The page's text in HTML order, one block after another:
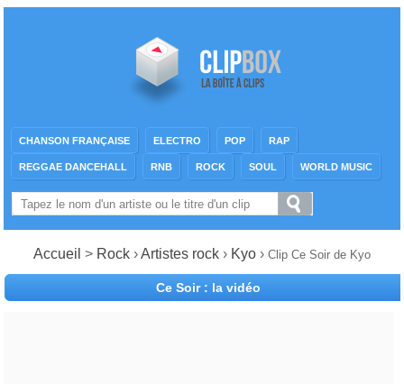
CHANSON FRANÇAISE ELECTRO POP RAP
REGGAE DANCEHALL RNB ROCK SOUL WORLD MUSIC
Accueil > Rock ›Artistes rock › Kyo › Clip Ce Soir de Kyo
Ce Soir : la vidéo